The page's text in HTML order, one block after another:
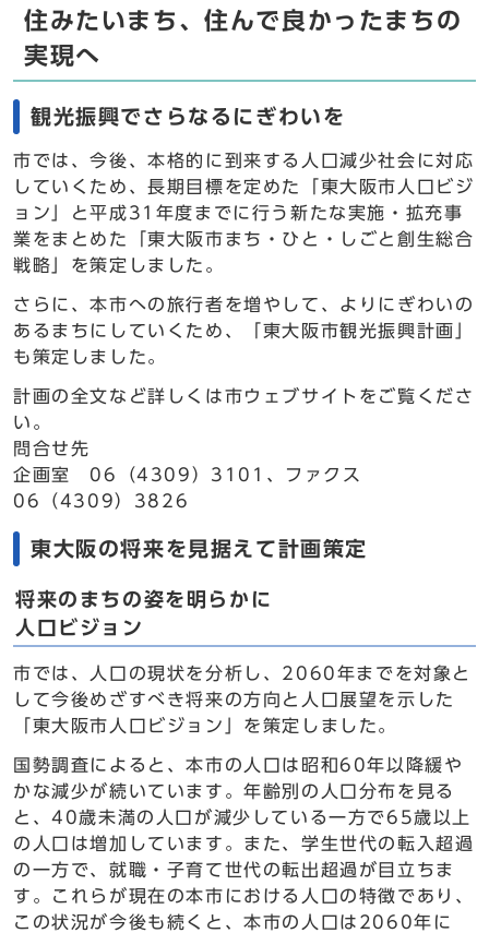
住みたいまち、住んで良かったまちの
実現へ
観光振興でさらなるにぎわいを
市では、今後、本格的に到来する人口減少社会に対応
していくため、長期目標を定めた「東大阪市人口ビジ
ョン」と平成31年度までに行う新たな実施・拡充事
業をまとめた「東大阪市まち・ひと・しごと創生総合
戦略」を策定しました。
さらに、本市への旅行者を増やして、よりにぎわいの
あるまちにしていくため、「東大阪市観光振興計画」
も策定しました。
計画の全文など詳しくは市ウェブサイトをご覧くださ
い。
問合せ先
企画室 06（4309）3101、ファクス
06（4309）3826
東大阪の将来を見据えて計画策定
将来のまちの姿を明らかに
人口ビジョン
市では、人口の現状を分析し、2060年までを対象と
して今後めざすべき将来の方向と人口展望を示した
「東大阪市人口ビジョン」を策定しました。
国勢調査によると、本市の人口は昭和60年以降緩や
かな減少が続いています。年齢別の人口分布を見る
と、40歳未満の人口が減少している一方で65歳以上
の人口は増加しています。また、学生世代の転入超過
の一方で、就職・子育て世代の転出超過が目立ちま
す。これらが現在の本市における人口の特徴であり、
この状況が今後も続くと、本市の人口は2060年に